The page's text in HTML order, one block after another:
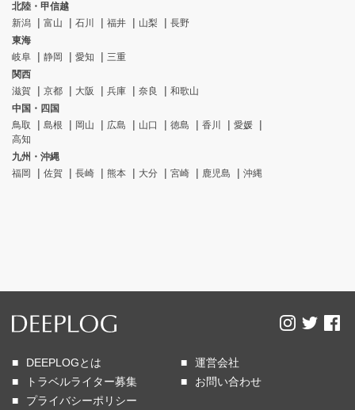
北陸・甲信越
新潟
富山 石川 福井 山梨
長野
東海
岐阜
静岡 愛知
三重
関西
滋賀
京都 大阪 兵庫 奈良
和歌山
中国・四国
鳥取
島根 岡山 広島 山口 徳島 香川
愛媛
高知
九州・沖縄
福岡
佐賀 長崎 熊本 大分 宮崎 鹿児島 沖縄
DEEPLOGとは
運営会社
トラベルライター募集
お問い合わせ
プライバシーポリシー